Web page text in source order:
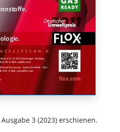
3 (2023) erschienen.